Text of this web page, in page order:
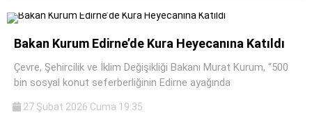
Bakan Kurum Edirne’de Kura Heyecanına Katıldı
Çevre, Şehircilik ve İklim Değişikliği Bakanı Murat Kurum, “500
bin sosyal konut seferberliğinin Edirne ayağında
27 Şubat 2026 Cuma 19:35